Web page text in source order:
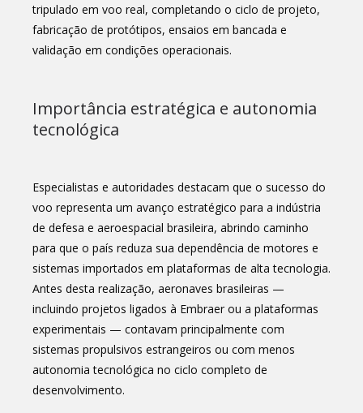
tripulado em voo real, completando o ciclo de projeto,
fabricação de protótipos, ensaios em bancada e
validação em condições operacionais.
Importância estratégica e autonomia
tecnológica
Especialistas e autoridades destacam que o sucesso do
voo representa um avanço estratégico para a indústria
de defesa e aeroespacial brasileira, abrindo caminho
para que o país reduza sua dependência de motores e
sistemas importados em plataformas de alta tecnologia.
Antes desta realização, aeronaves brasileiras —
incluindo projetos ligados à Embraer ou a plataformas
experimentais — contavam principalmente com
sistemas propulsivos estrangeiros ou com menos
autonomia tecnológica no ciclo completo de
desenvolvimento.